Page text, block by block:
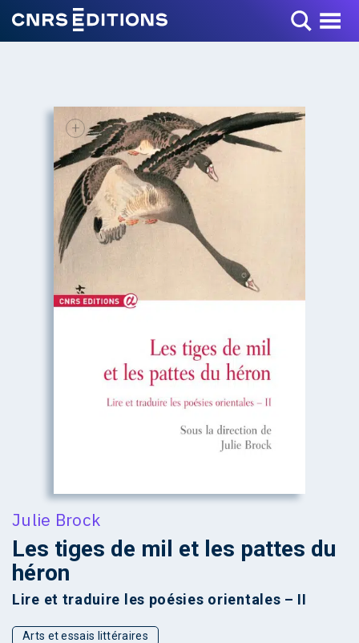
Toggle Menu
+
Julie Brock
Les tiges de mil et les pattes du
héron
Lire et traduire les poésies orientales – II
Arts et essais littéraires